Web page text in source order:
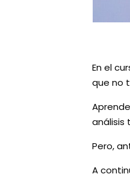
En el
que no
análisis
Pero,
A